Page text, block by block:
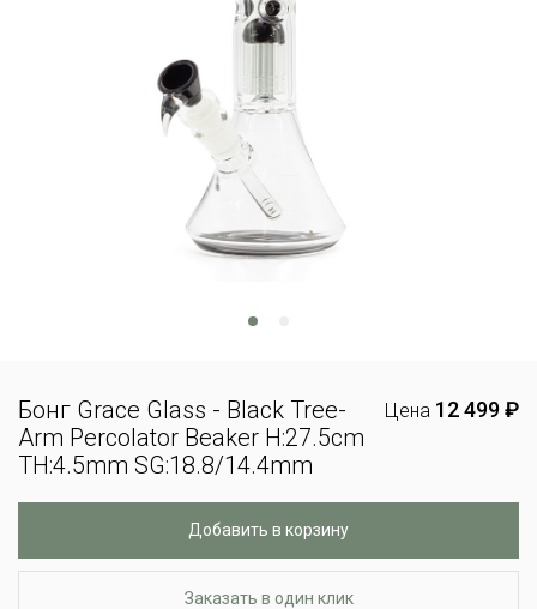
Бонг Grace Glass - Black Tree-
Arm Percolator Beaker H:27.5cm
TH:4.5mm SG:18.8/14.4mm
Цена 12 499 ₽
Добавить в корзину
Заказать в один клик